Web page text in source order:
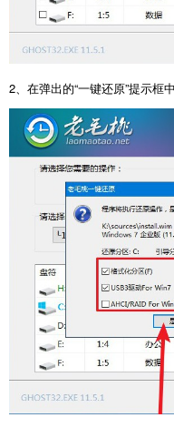
2、在弹出的“一键还原”提示框